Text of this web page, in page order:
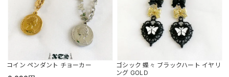
コイン ペンダント チョーカー
ゴシック 蝶々 ブラックハート イヤリ
ング GOLD